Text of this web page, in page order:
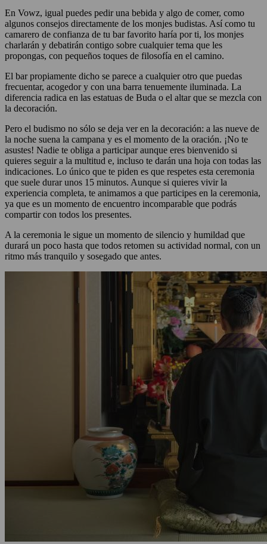
En Vowz, igual puedes pedir una bebida y algo de comer, como
algunos consejos directamente de los monjes budistas. Así como tu
camarero de confianza de tu bar favorito haría por ti, los monjes
charlarán y debatirán contigo sobre cualquier tema que les
propongas, con pequeños toques de filosofía en el camino.
El bar propiamente dicho se parece a cualquier otro que puedas
frecuentar, acogedor y con una barra tenuemente iluminada. La
diferencia radica en las estatuas de Buda o el altar que se mezcla con
la decoración.
Pero el budismo no sólo se deja ver en la decoración: a las nueve de
la noche suena la campana y es el momento de la oración. ¡No te
asustes! Nadie te obliga a participar aunque eres bienvenido si
quieres seguir a la multitud e, incluso te darán una hoja con todas las
indicaciones. Lo único que te piden es que respetes esta ceremonia
que suele durar unos 15 minutos. Aunque si quieres vivir la
experiencia completa, te animamos a que participes en la ceremonia,
ya que es un momento de encuentro incomparable que podrás
compartir con todos los presentes.
A la ceremonia le sigue un momento de silencio y humildad que
durará un poco hasta que todos retomen su actividad normal, con un
ritmo más tranquilo y sosegado que antes.